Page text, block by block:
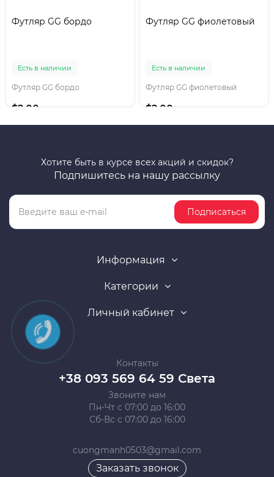
Футляр GG бордо
Есть в наличии
Футляр GG бордо
$2.00
Футляр GG фиолетовый
Есть в наличии
Футляр GG фиолетовый
$2.00
Хотите быть в курсе всех акций и скидок?
Подпишитесь на нашу рассылку
Подписаться
Информация
Категории
Личный кабинет
Контакты
+38 093 569 64 59 Света
Звоните нам
Пн-Чт с 07:00 до 16:00
Сб-Вс с 07:00 до 16:00
cuongmanh0503@gmail.com
Заказать звонок